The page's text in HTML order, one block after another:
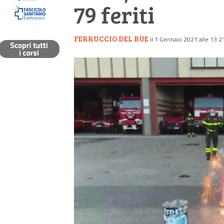
79 feriti
FERRUCCIO DEL BUE il 1 Gennaio 2021 alle